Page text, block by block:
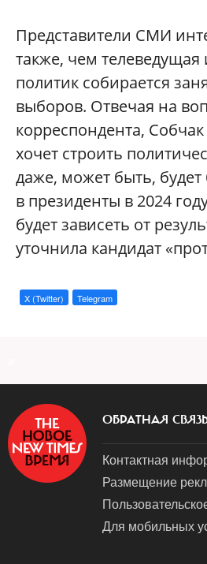
Представители СМИ
также, чем
политик собирается
выборов. Отвечая на
корреспондента, Собчак
хочет строить
даже, может быть, будет
в президенты в 2024
будет зависеть от
уточнила кандидат
X (Twitter) Telegram
ОБРАТНАЯ
Контактная
Размещение
Для мобильных